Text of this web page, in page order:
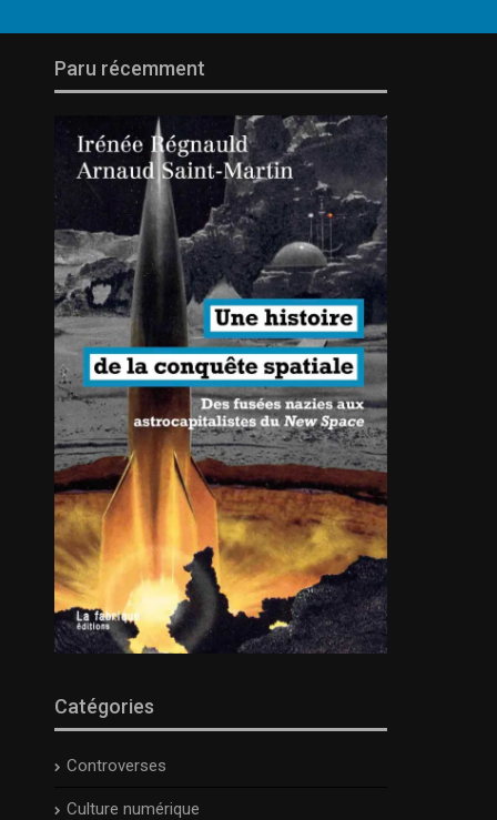
Paru récemment
Catégories
Controverses
Culture numérique